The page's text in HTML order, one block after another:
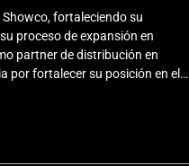
fortaleciendo su
proceso de expansión en
partner de distribución en
por fortalecer su posición en el